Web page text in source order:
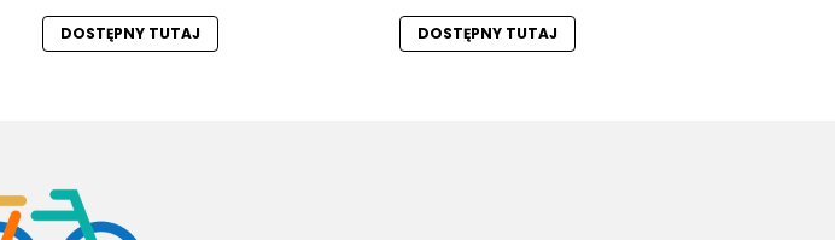
DOSTĘPNY TUTAJ DOSTĘPNY TUTAJ